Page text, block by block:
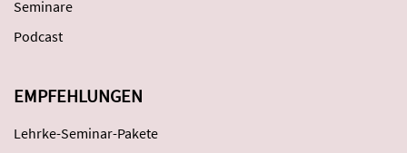
Seminare
Podcast
EMPFEHLUNGEN
Lehrke-Seminar-Pakete